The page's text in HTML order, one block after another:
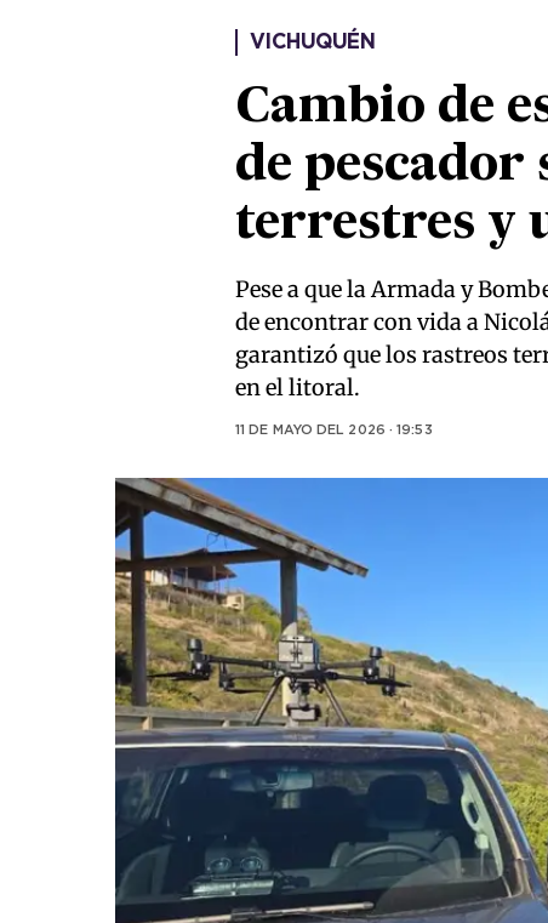
VICHUQUÉN
Cambio de
de pescador
terrestres y
Pese a que la Armada y
de encontrar con vida a
garantizó que los rastreos
en el litoral.
11 DE MAYO DEL 2026 · 19:53